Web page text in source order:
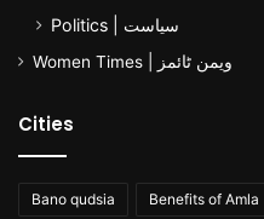
Politics | سیاست
Women Times | ویمن ٹائمز
Cities
Bano qudsia Benefits of Amla